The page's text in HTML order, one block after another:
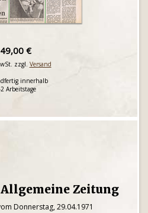
49,00 €
zzgl. Versand
innerhalb
Arbeitstage
Zeitung
Donnerstag, 29.04.1971